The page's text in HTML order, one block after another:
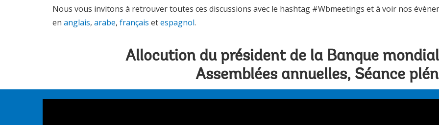
Nous vous invitons à retrouver toutes ces discussions avec le hashtag #Wbmeetings et à voir nos
en anglais, arabe, français etespagnol.
Allocution du président de la Banque
Assemblées annuelles, Séance